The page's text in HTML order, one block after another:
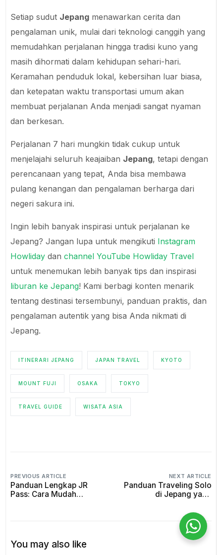
Setiap sudut Jepang menawarkan cerita dan
pengalaman unik, mulai dari teknologi canggih yang
memudahkan perjalanan hingga tradisi kuno yang
masih dihormati dalam kehidupan sehari-hari.
Keramahan penduduk lokal, kebersihan luar biasa,
dan ketepatan waktu transportasi umum akan
membuat perjalanan Anda menjadi sangat nyaman
dan berkesan.
Perjalanan 7 hari mungkin tidak cukup untuk
menjelajahi seluruh keajaiban Jepang, tetapi dengan
perencanaan yang tepat, Anda bisa membawa
pulang kenangan dan pengalaman berharga dari
negeri sakura ini.
Ingin lebih banyak inspirasi untuk perjalanan ke
Jepang? Jangan lupa untuk mengikuti Instagram
Howliday danchannel YouTube Howliday Travel
untuk menemukan lebih banyak tips dan inspirasi
liburan ke Jepang! Kami berbagi konten menarik
tentang destinasi tersembunyi, panduan praktis, dan
pengalaman autentik yang bisa Anda nikmati di
Jepang.
ITINERARI JEPANG JAPAN TRAVEL KYOTO
MOUNT FUJI OSAKA TOKYO
TRAVEL GUIDE WISATA ASIA
PREVIOUS ARTICLE
Panduan Lengkap JR
Pass: Cara Mudah
NEXT ARTICLE
Panduan Traveling Solo
di Jepang yang
Petualangan Tak
Terlupakan
You may also like